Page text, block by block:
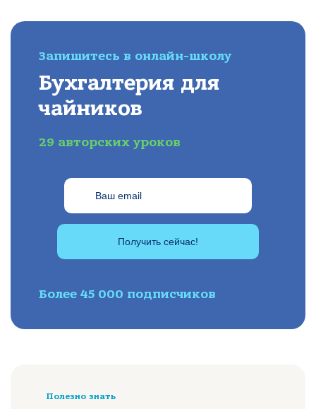
Запишитесь в онлайн-школу
Бухгалтерия для
чайников
29 авторских уроков
Получить сейчас!
Более 45 000 подписчиков
Полезно знать